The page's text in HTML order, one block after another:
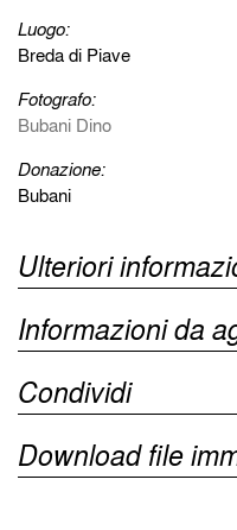
Luogo:
Breda di Piave
Fotografo:
Bubani Dino
Donazione:
Bubani
Ulteriori
Informazioni da
Condividi
Download file